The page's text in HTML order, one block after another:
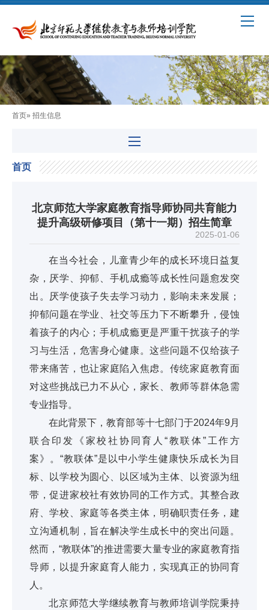
首页» 招生信息
首页
北京师范大学家庭教育指导师协同共育能力
提升高级研修项目（第十一期）招生简章
2025-01-06
在当今社会，儿童青少年的成长环境日益复
杂，厌学、抑郁、手机成瘾等成长性问题愈发突
出。厌学使孩子失去学习动力，影响未来发展；
抑郁问题在学业、社交等压力下不断攀升，侵蚀
着孩子的内心；手机成瘾更是严重干扰孩子的学
习与生活，危害身心健康。这些问题不仅给孩子
带来痛苦，也让家庭陷入焦虑。传统家庭教育面
对这些挑战已力不从心，家长、教师等群体急需
专业指导。
在此背景下，教育部等十七部门于2024年9月
联合印发《家校社协同育人“教联体”工作方
案》。“教联体”是以中小学生健康快乐成长为目
标、以学校为圆心、以区域为主体、以资源为纽
带，促进家校社有效协同的工作方式。其整合政
府、学校、家庭等各类主体，明确职责任务，建
立沟通机制，旨在解决学生成长中的突出问题。
然而，“教联体”的推进需要大量专业的家庭教育指
导师，以提升家庭育人能力，实现真正的协同育
人。
北京师范大学继续教育与教师培训学院秉持